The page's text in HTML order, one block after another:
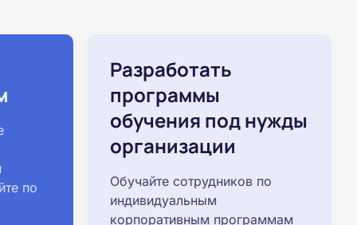
по
Разработать
программы
обучения под нужды
организации
Обучайте сотрудников по
индивидуальным
корпоративным программам